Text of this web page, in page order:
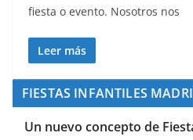
fiesta o evento. Nosotros nos
Leer más
FIESTAS INFANTILES
Un nuevo concepto de